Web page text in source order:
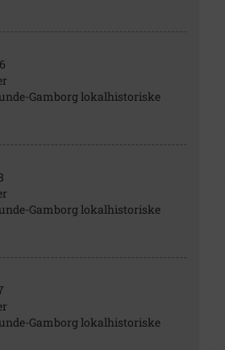
Gamborg lokalhistoriske
Gamborg lokalhistoriske
Gamborg lokalhistoriske